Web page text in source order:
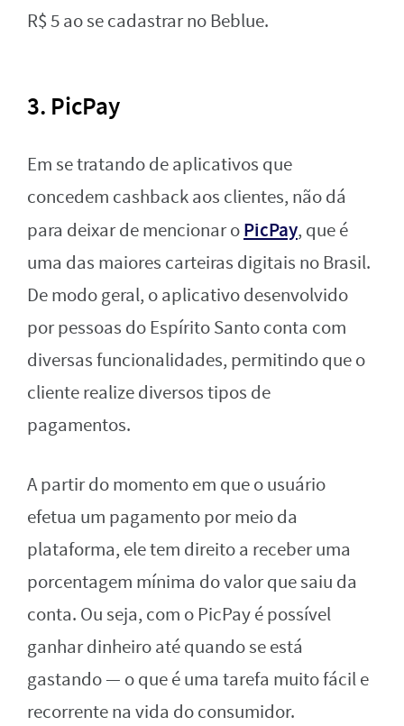
R$ 5 ao se cadastrar no Beblue.
3. PicPay
Em se tratando de aplicativos que
concedem cashback aos clientes, não dá
para deixar de mencionar oPicPay, que é
uma das maiores carteiras digitais no Brasil.
De modo geral, o aplicativo desenvolvido
por pessoas do Espírito Santo conta com
diversas funcionalidades, permitindo que o
cliente realize diversos tipos de
pagamentos.
A partir do momento em que o usuário
efetua um pagamento por meio da
plataforma, ele tem direito a receber uma
porcentagem mínima do valor que saiu da
conta. Ou seja, com o PicPay é possível
ganhar dinheiro até quando se está
gastando — o que é uma tarefa muito fácil e
recorrente na vida do consumidor.